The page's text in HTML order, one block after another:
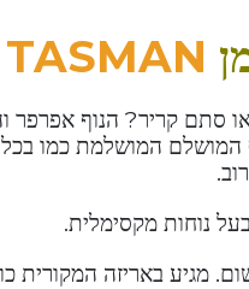
TASMAN
סתם קריר? הנוף אפרפר
נוחות מקסימלית.
מגיע באריזה המקורית